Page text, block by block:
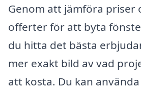
Genom att jämföra priser
offerter för att byta
du hitta det bästa
mer exakt bild av vad
att kosta. Du kan